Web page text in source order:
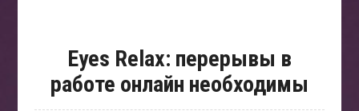
Eyes Relax: перерывы в
работе онлайн необходимы